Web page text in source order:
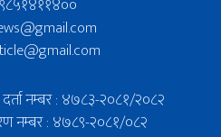
दर्ता नम्बर : ४७८३-२०८१/२०८२
नम्बर : ४७८९-२०८१/०८२